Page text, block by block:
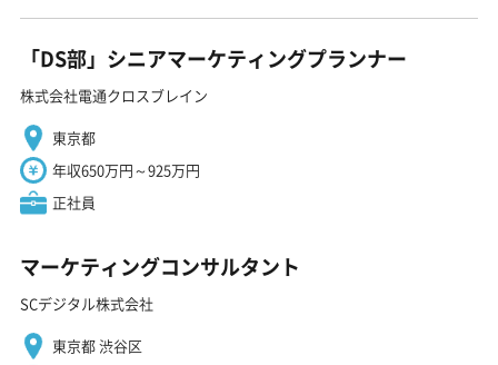
「DS部」シニアマーケティングプランナー
株式会社電通クロスブレイン
東京都
年収650万円～925万円
正社員
マーケティングコンサルタント
SCデジタル株式会社
東京都 渋谷区